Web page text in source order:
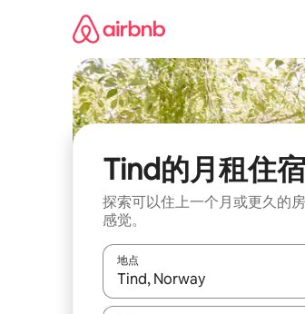
Tind的月租住宿
探索可以住上一个月或更久的
感觉。
地点
如有搜索结果，请使用上下方向